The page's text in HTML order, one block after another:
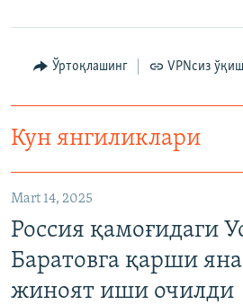
Ўртоқлашинг VPNсиз ўқиш
Кун янгиликлари
Mart 14, 2025
Россия қамоғидаги
Баратовга қарши
жиноят иши очилди